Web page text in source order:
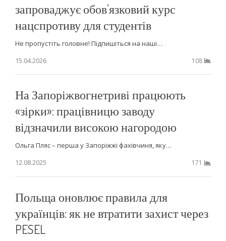
запроваджує обов’язковий курс
нацспротиву для студентів
Не пропустіть головне! Підпишіться на наші…
15.04.2026
108
На Запоріжвогнетриві працюють
«зірки»: працівницю заводу
відзначили високою нагородою
Ольга Пляс – перша у Запоріжжі фахівчиня, яку…
12.08.2025
171
Польща оновлює правила для
українців: як не втратити захист через
PESEL